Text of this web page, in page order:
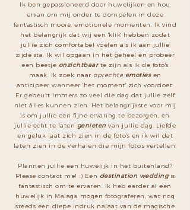
Ik ben gepassioneerd door huwelijken en hou
ervan om mij onder te dompelen in deze
fantastisch mooie, emotionele momenten. Ik vind
het belangrijk dat wij een 'klik' hebben zodat
jullie zich comfortabel voelen als ik aan jullie
zijde sta. Ik wil opgaan in het geheel en probeer
een beetje onzichtbaarte zijn als ik de foto's
maak. Ik zoek naar oprechte emotiesen
anticipeer wanneer 'het moment' zich voordoet.
Er gebeurt immers zo veel die dag dat jullie zelf
niet álles kunnen zien. Het belangrijkste voor mij
is om jullie een fijne ervaring te bezorgen, en
jullie echt te laten genieten van jullie dag. Liefde
en geluk laat zich zien in de foto's en ik wil dat
laten zien in de verhalen die mijn foto's vertellen.
Plannen jullie een huwelijk in het buitenland?
Please contact me! :) Een destination weddingis
fantastisch om te ervaren. Ik heb eerder al een
huwelijk in Malaga mogen fotograferen, wat nog
steeds een diepe indruk nalaat van de magische